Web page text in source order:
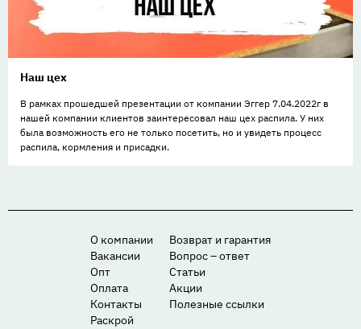
Наш цех
В рамках прошедшей презентации от компании Эггер 7.04.2022г в
нашей компании клиентов заинтересовал наш цех распила. У них
была возможность его не только посетить, но и увидеть процесс
распила, кормления и присадки.
О компании
Вакансии
Опт
Оплата
Контакты
Раскрой
Возврат и гарантия
Вопрос – ответ
Статьи
Акции
Полезные ссылки